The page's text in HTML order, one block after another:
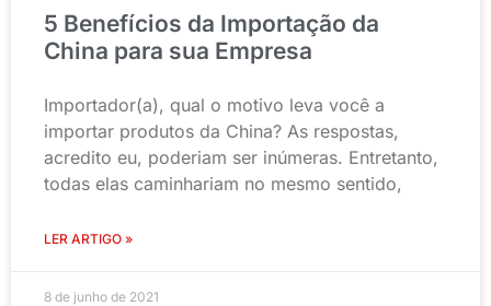
5 Benefícios da Importação da
China para sua Empresa
Importador(a), qual o motivo leva você a
importar produtos da China? As respostas,
acredito eu, poderiam ser inúmeras. Entretanto,
todas elas caminhariam no mesmo sentido,
LER ARTIGO »
8 de junho de 2021